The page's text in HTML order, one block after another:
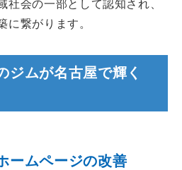
社会の一部として認知され、
に繋がります。
ジムが名古屋で輝く
ームページの改善